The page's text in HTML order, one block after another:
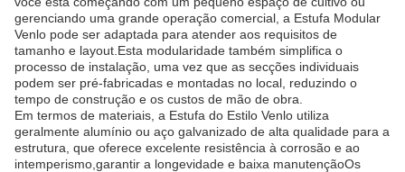
gerenciando uma grande operação comercial, a Estufa Modular
Venlo pode ser adaptada para atender aos requisitos de
tamanho e layout.Esta modularidade também simplifica o
processo de instalação, uma vez que as secções individuais
podem ser pré-fabricadas e montadas no local, reduzindo o
tempo de construção e os custos de mão de obra.
Em termos de materiais, a Estufa do Estilo Venlo utiliza
geralmente alumínio ou aço galvanizado de alta qualidade para a
estrutura, que oferece excelente resistência à corrosão e ao
intemperismo,garantir a longevidade e baixa manutençãoOs